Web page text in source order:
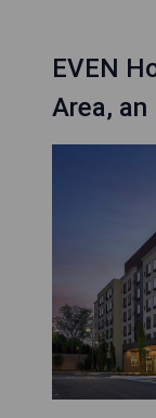
EVEN
Area, an